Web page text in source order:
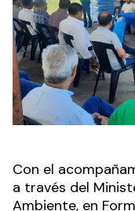
Con el
a través del
Ambiente, en